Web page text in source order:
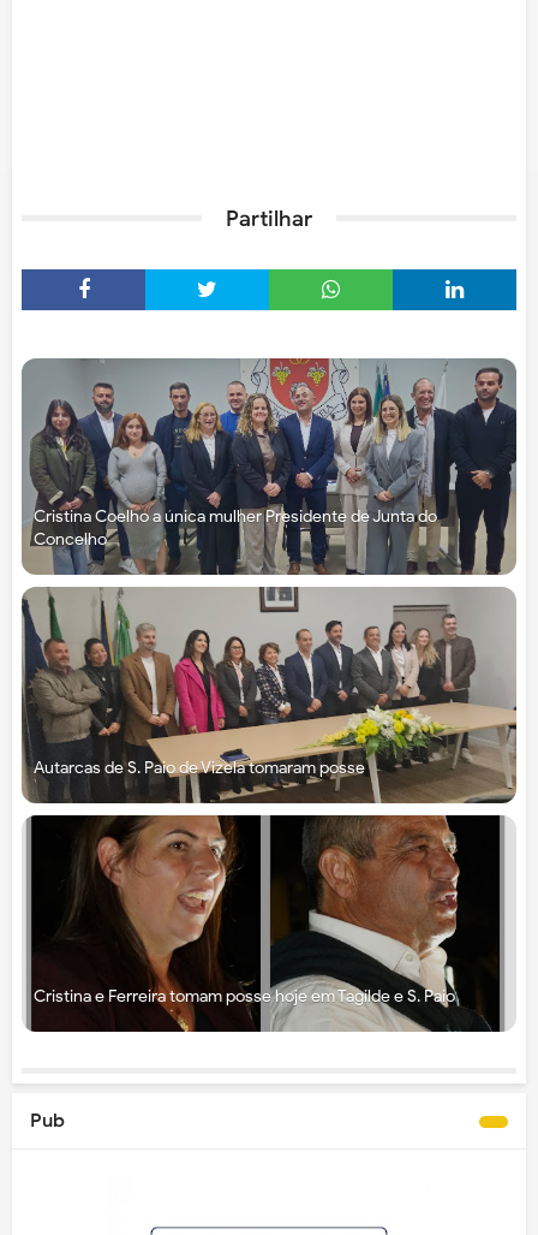
Partilhar
Cristina Coelho a única mulher Presidente de Junta do
Concelho
Autarcas de S. Paio de Vizela tomaram posse
Cristina e Ferreira tomam posse hoje em Tagilde e S. Paio
Pub